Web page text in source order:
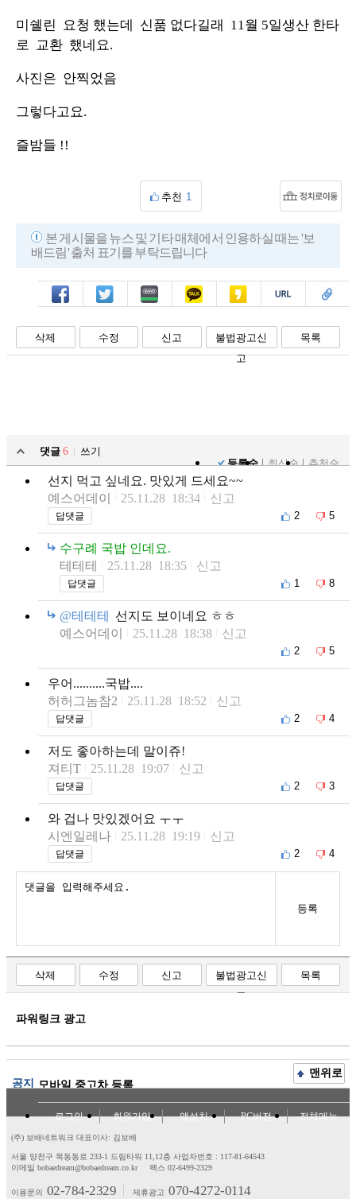
미쉘린 요청 했는데 신품 없다길래 11월 5일생산 한타
로 교환 했네요.
사진은 안찍었음
그렇다고요.
즐밤들 !!
추천 1
본 게시물을 뉴스 및 기타 매체에서 인용하실 때는 '보
배드림' 출처 표기를 부탁드립니다
페북 트윗 밴드 카톡 카스 복사 스크랩
삭제 수정 신고
불법광고신
고
목록
댓글 6
쓰기
등록순
최신순 추천순
선지 먹고 싶네요. 맛있게 드세요~~
예스어데이
25.11.28 18:34 신고
답댓글 2 5
수구례 국밥 인데요.
테테테
25.11.28 18:35 신고
답댓글 1 8
@테테테
선지도 보이네요 ㅎㅎ
예스어데이
25.11.28 18:38 신고
2 5
우어..........국밥....
허허그놈참2
25.11.28 18:52 신고
답댓글 2 4
저도 좋아하는데 말이쥬!
져티T
25.11.28 19:07 신고
답댓글 2 3
와 겁나 맛있겠어요 ㅜㅜ
시엔일레나
25.11.28 19:19 신고
답댓글 2 4
등록
삭제 수정 신고
불법광고신
고
목록
파워링크 광고
공지 모바일 중고차 등록
맨위로
로그인 회원가입 앱설치 PC버전 전체메뉴
(주) 보배네트워크 대표이사: 김보배
서울 양천구 목동동로 233-1 드림타워 11,12층 사업자번호 : 117-81-64543
이메일 bobaedream@bobaedream.co.kr
팩스 02-6499-2329
이용문의 02-784-2329 제휴광고 070-4272-0114